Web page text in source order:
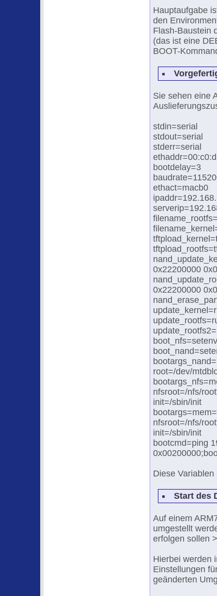
Hauptaufgabe
den
Flash-Baustein
(das ist eine
BOOT-
Sie sehen eine
stdin=serial
stdout=serial
stderr=serial
bootdelay=3
ethact=macb0
0x22200000
0x22200000
root=/dev/
nfsroot=/nfs/
init=/sbin/init
nfsroot=/nfs/
init=/sbin/init
bootcmd=ping
Diese
Start des
Auf einem
umgestellt
erfolgen sollen
Hierbei werden
Einstellungen
geänderten